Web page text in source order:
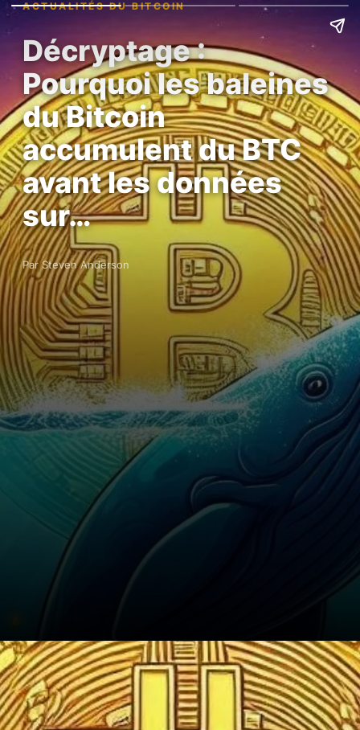
ACTUALITÉS DU BITCOIN
Décryptage :
Pourquoi les baleines
du Bitcoin
accumulent du BTC
avant les données
sur…
Par Steven Anderson